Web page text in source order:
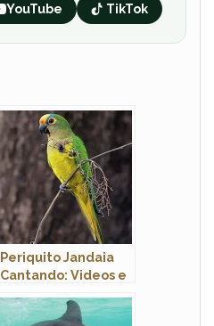
YouTube TikTok
Periquito Jandaia
Cantando: Videos e